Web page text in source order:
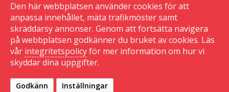
© 2015 Krogguiden.se
113 24 Stockholm
|
Kontakta oss |Den här sidan använder cookies
Den här webbplatsen använder cookies för att
anpassa innehållet, mäta trafikmöster samt
skräddarsy annonser. Genom att fortsätta navigera
på webbplatsen godkänner du bruket av cookies. Läs
vår integritetspolicyför mer information om hur vi
skyddar dina uppgifter.
Godkänn Inställningar